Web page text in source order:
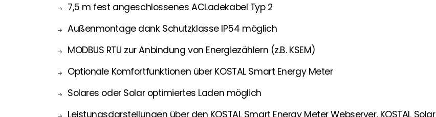
7,5 m fest angeschlossenes ACLadekabel Typ 2
Außenmontage dank Schutzklasse IP54 möglich
MODBUS RTU zur Anbindung von Energiezählern (z.B. KSEM)
Optionale Komfortfunktionen über KOSTAL Smart Energy Meter
Solares oder Solar optimiertes Laden möglich
Leistungsdarstellungen über den KOSTAL Smart Energy Meter Webserver, KOSTAL Solar